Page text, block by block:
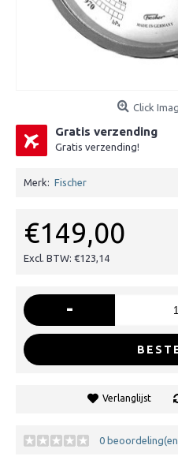
Click
Gratis verzending
Gratis verzending!
Merk: Fischer
€149,00
Excl. BTW: €123,14
-
Verlanglijst
0